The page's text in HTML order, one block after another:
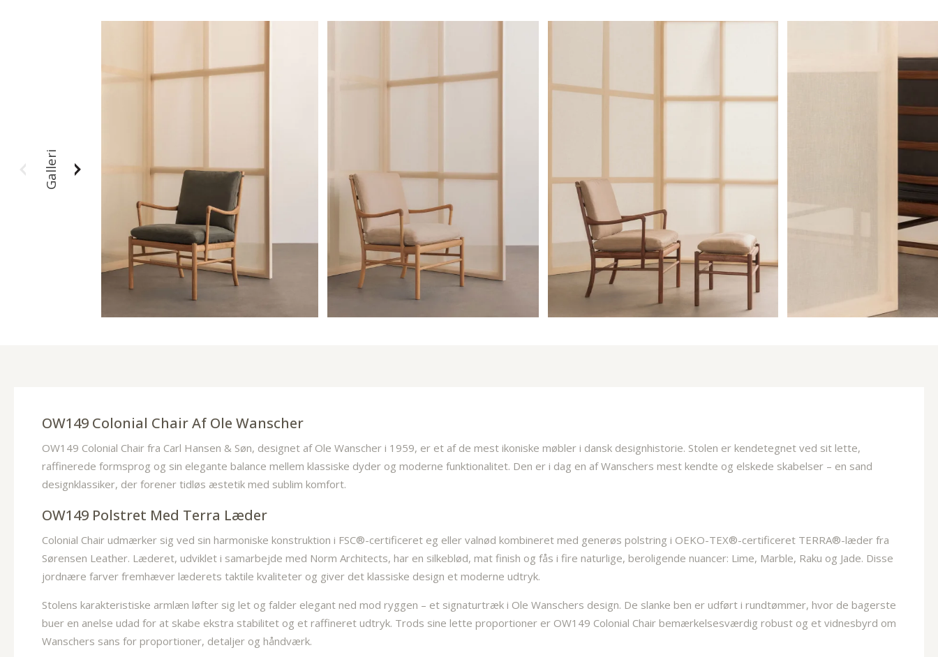
Galleri
OW149 Colonial Chair Af Ole Wanscher
OW149 Colonial Chair fra Carl Hansen & Søn, designet af Ole Wanscher i 1959, er et af de mest ikoniske møbler i dansk designhistorie. Stolen er kendetegnet ved sit lette,
raffinerede formsprog og sin elegante balance mellem klassiske dyder og moderne funktionalitet. Den er i dag en af Wanschers mest kendte og elskede skabelser – en sand
designklassiker, der forener tidløs æstetik med sublim komfort.
OW149 Polstret Med Terra Læder
Colonial Chair udmærker sig ved sin harmoniske konstruktion i FSC®-certificeret eg eller valnød kombineret med generøs polstring i OEKO-TEX®-certificeret TERRA®-læder fra
Sørensen Leather. Læderet, udviklet i samarbejde med Norm Architects, har en silkeblød, mat finish og fås i fire naturlige, beroligende nuancer: Lime, Marble, Raku og Jade. Disse
jordnære farver fremhæver læderets taktile kvaliteter og giver det klassiske design et moderne udtryk.
Stolens karakteristiske armlæn løfter sig let og falder elegant ned mod ryggen – et signaturtræk i Ole Wanschers design. De slanke ben er udført i rundtømmer, hvor de bagerste
buer en anelse udad for at skabe ekstra stabilitet og et raffineret udtryk. Trods sine lette proportioner er OW149 Colonial Chair bemærkelsesværdig robust og et vidnesbyrd om
Wanschers sans for proportioner, detaljer og håndværk.